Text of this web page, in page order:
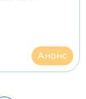
Анонс